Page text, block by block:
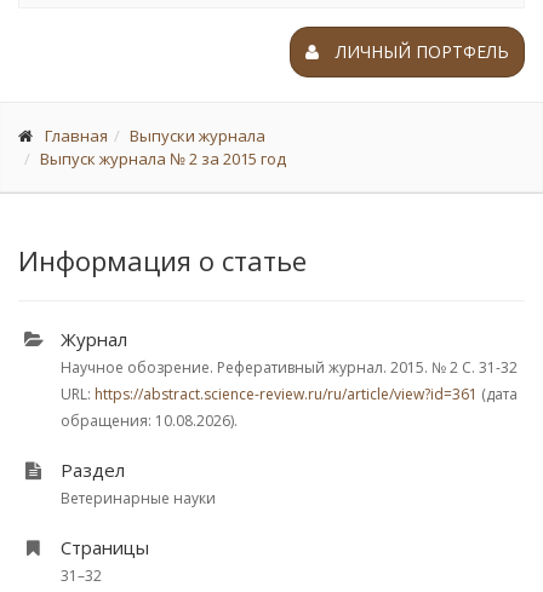
ЛИЧНЫЙ ПОРТФЕЛЬ
Главная
Выпуски журнала
Выпуск журнала № 2 за 2015 год
Информация о статье
Журнал
Научное обозрение. Реферативный журнал. 2015. № 2 С. 31-32
URL: https://abstract.science-review.ru/ru/article/view?id=361 (дата
обращения: 10.08.2026).
Раздел
Ветеринарные науки
Страницы
31–32